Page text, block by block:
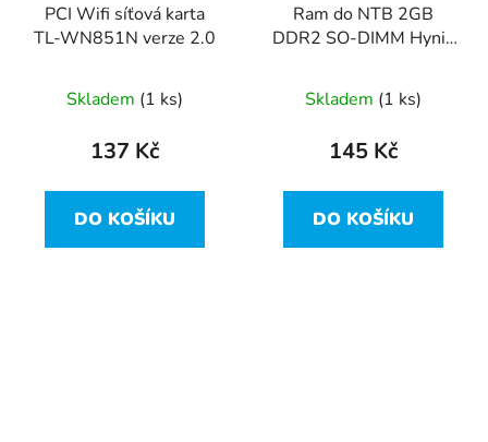
PCI Wifi síťová karta
TL-WN851N verze 2.0
Skladem (1 ks)
137 Kč
DO KOŠÍKU
Ram do NTB 2GB
DDR2 SO-DIMM Hynix
HYMP125S64CP8-S6
Skladem (1 ks)
145 Kč
DO KOŠÍKU